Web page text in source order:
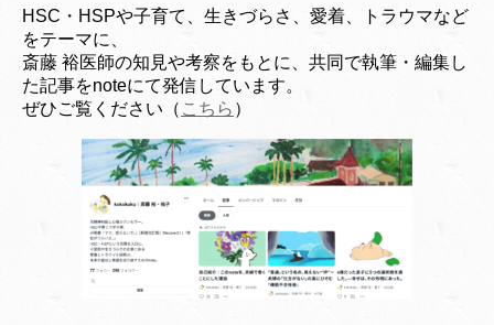
HSC・HSPや子育て、生きづらさ、愛着、トラウマなど
をテーマに、
斎藤 裕医師の知見や考察をもとに、共同で執筆・編集し
た記事をnoteにて発信しています。
ぜひご覧ください（ こちら ）